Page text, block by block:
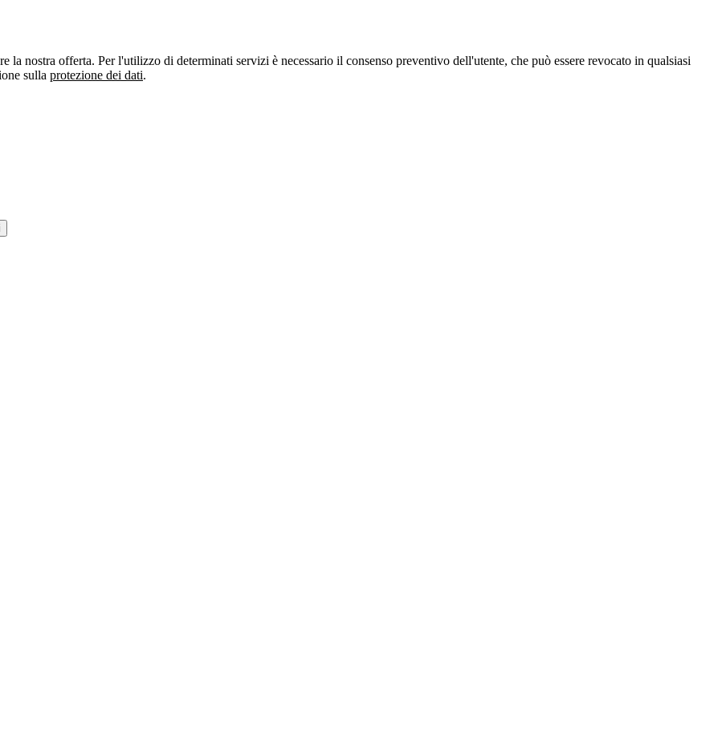
nostra offerta. Per l'utilizzo di determinati servizi è necessario il consenso preventivo dell'utente, che può essere revocato in qualsiasi
sulla protezione dei dati.